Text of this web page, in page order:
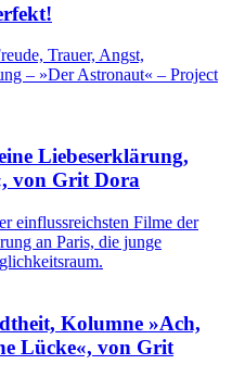
Trauer, Angst,
– »Der Astronaut« – Project
Liebeserklärung,
von Grit Dora
einflussreichsten Filme der
an Paris, die junge
Kolumne »Ach,
Lücke«, von Grit